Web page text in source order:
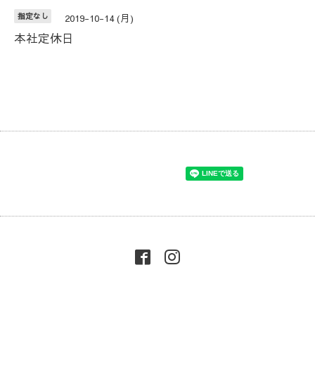
指定なし 2019-10-14 (月)
本社定休日